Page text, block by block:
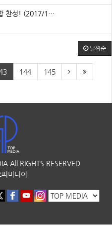
찬성! (2017/1…
날짜순
144 145
All RIGHTS RESERVED
미디어